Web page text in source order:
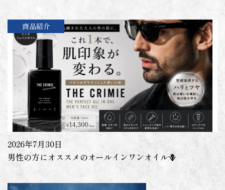
商品紹介
2026年7月30日
男性の方にオススメのオールインワンオイル🪻